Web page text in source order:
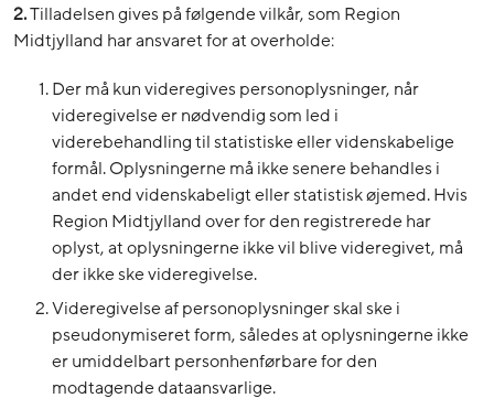
2.Tilladelsen gives på følgende vilkår, som Region
Midtjylland har ansvaret for at overholde:
Der må kun videregives personoplysninger, når
videregivelse er nødvendig som led i
viderebehandling til statistiske eller videnskabelige
formål. Oplysningerne må ikke senere behandles i
andet end videnskabeligt eller statistisk øjemed. Hvis
Region Midtjylland over for den registrerede har
oplyst, at oplysningerne ikke vil blive videregivet, må
der ikke ske videregivelse.
Videregivelse af personoplysninger skal ske i
pseudonymiseret form, således at oplysningerne ikke
er umiddelbart personhenførbare for den
modtagende dataansvarlige.